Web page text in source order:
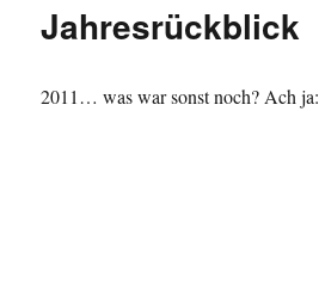
Jahresrückblick
2011… was war sonst noch? Ach ja: